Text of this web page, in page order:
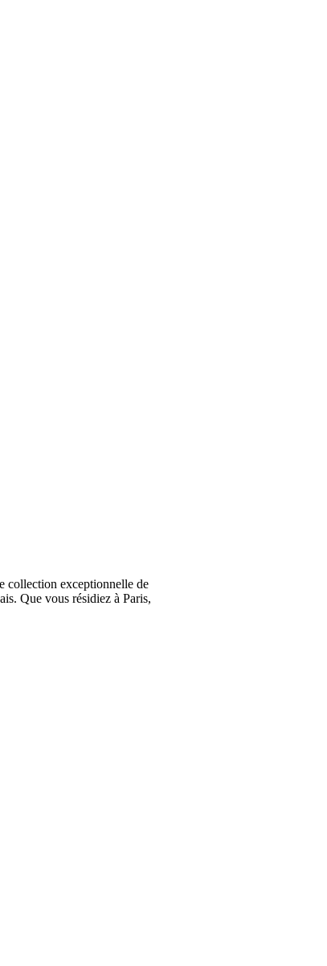
collection exceptionnelle de
Que vous résidiez à Paris,